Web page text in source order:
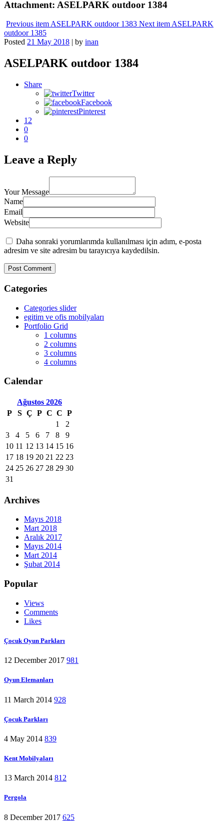
Attachment: ASELPARK outdoor 1384
Previous itemASELPARK outdoor 1383 Next itemASELPARK
outdoor 1385
Posted 21 May 2018 | by inan
ASELPARK outdoor 1384
Share
Twitter
Facebook
Pinterest
12
0
0
Leave a Reply
Your Message
Name
Email
Website
Daha sonraki yorumlarımda kullanılması için adım, e-posta
adresim ve site adresim bu tarayıcıya kaydedilsin.
Categories
Categories slider
egitim ve ofis mobilyaları
Portfolio Grid
1 columns
2 columns
3 columns
4 columns
Calendar
Ağustos 2026
P
S Ç P C C P
1
2
3
4 5 6 7 8
9
10 11 12 13 14 15 16
17 18 19 20 21 22 23
24 25 26 27 28 29 30
31
Archives
Mayıs 2018
Mart 2018
Aralık 2017
Mayıs 2014
Mart 2014
Şubat 2014
Popular
Views
Comments
Likes
Çocuk Oyun Parkları
12 December 2017 981
Oyun Elemanları
11 March 2014 928
Çocuk Parkları
4 May 2014 839
Kent Mobilyaları
13 March 2014 812
Pergola
8 December 2017 625